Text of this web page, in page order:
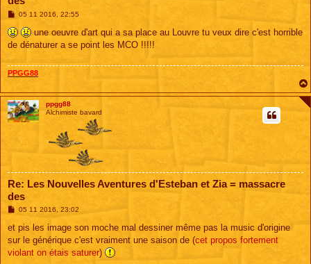
M
s
s
a
05 11 2016, 22:55
une oeuvre d'art qui a sa place au Louvre tu veux dire c'est horrible
de dénaturer a se point les MCO !!!!!
PPGG88
ppgg88
Alchimiste bavard
Re: Les Nouvelles Aventures d'Esteban et Zia = massacre
des
M
s
s
a
g
05 11 2016, 23:02
et pis les image son moche mal dessiner même pas la music d'origine
sur le générique c'est vraiment une saison de (cet propos fortement
violant on étais saturer)